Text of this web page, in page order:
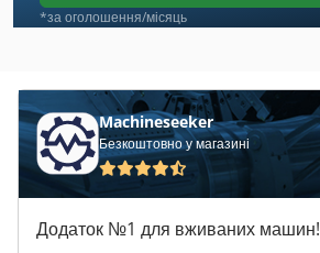
Kemppi 2530
Kemppi Evo 200
Kemppi Kempact
Kemppi Kempact 2530
Kemppi Minarc Evo 150
*за оголошення/місяць
Machineseeker
Безкоштовно у магазині
Додаток №1 для вживаних машин!